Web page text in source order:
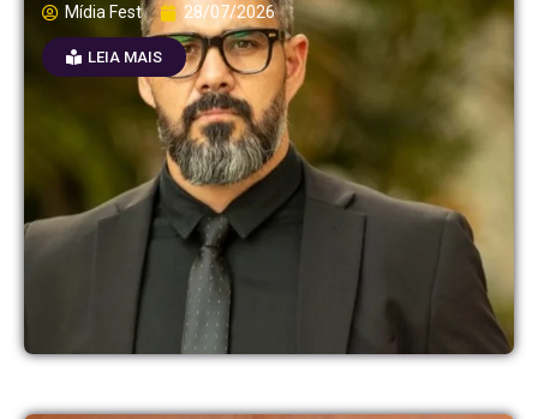
Mídia Fest 28/07/2026
LEIA MAIS